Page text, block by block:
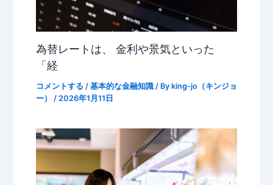
為替レートは、 金利や景気といった
「経
コメントする / 基本的な金融知識/ By king-jo（キンジョ
ー） / 2026年1月11日